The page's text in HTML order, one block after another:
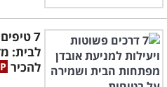
7
לבית:
להכיר